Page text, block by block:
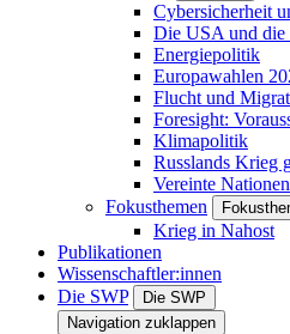
Cybersicherheit
Die USA und die
Energiepolitik
Europawahlen
Flucht und
Foresight:
Klimapolitik
Russlands Krieg
Vereinte
Fokusthemen
Krieg in Nahost
Publikationen
Wissenschaftler:innen
Die SWP
Die SWP
Navigation zuklappen